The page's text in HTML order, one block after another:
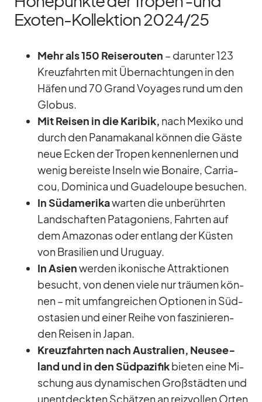
Exoten-Kollektion 2024/​25
Mehr als 150 Rei­se­rou­ten – dar­un­ter 123
Kreuz­fahr­ten mit Über­nach­tun­gen in den
Hä­fen und 70 Grand Voy­a­ges rund um den
Glo­bus.
Mit Rei­sen in die Ka­ri­bik, nach Me­xiko und
durch den Pa­na­ma­ka­nal kön­nen die Gäste
neue Ecken der Tro­pen ken­nen­ler­nen und
we­nig be­reiste In­seln wie Bon­aire, Car­ri­a­
cou, Do­mi­nica und Gua­de­loupe be­su­chen.
In Süd­ame­rikawar­ten die un­be­rühr­ten
Land­schaf­ten Pa­ta­go­ni­ens, Fahr­ten auf
dem Ama­zo­nas oder ent­lang der Küs­ten
von Bra­si­lien und Uru­guay.
In Asienwer­den iko­ni­sche At­trak­tio­nen
be­sucht, von de­nen viele nur träu­men kön­
nen – mit um­fang­rei­chen Op­tio­nen in Süd­
ost­asien und ei­ner Reihe von fas­zi­nie­ren­
den Rei­sen in Ja­pan.
Kreuz­fahr­ten nach Aus­tra­lien, Neu­see­
land und in den Süd­pa­zi­fikbie­ten eine Mi­
schung aus dy­na­mi­schen Groß­städ­ten und
un­ent­deck­ten Schät­zen an reiz­vol­len Or­ten